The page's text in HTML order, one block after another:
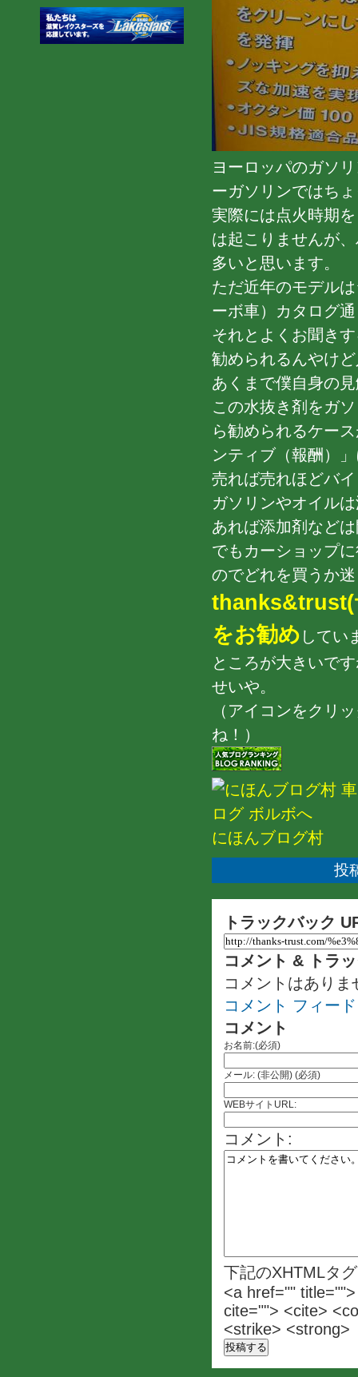
ヨーロッパのガソ
ーガソリンではち
実際には点火時期
は起こりませんが
多いと思います。
ただ近年のモデル
ーボ車）カタログ
それとよくお聞き
勧められるんやけ
あくまで僕自身の
この水抜き剤をガ
ら勧められるケー
ンティブ（報酬）
売れば売れほどバ
ガソリンやオイル
あれば添加剤など
でもカーショップ
のでどれを買うか
thanks&trust(
をお勧め してい
ところが大きいで
せいや。
（アイコンをクリ
ね！）
にほんブログ村
投
トラックバック
コメント & トラ
コメントはありま
コメント フィード
コメント
お名前:(必須)
メール: (非公開) (必須)
WEBサイトURL:
コメント:
下記のXHTMLタ
<a href=""
cite=""> <cite>
<strike> <strong>